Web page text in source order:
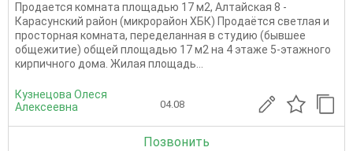
Продается комната площадью 17 м2, Алтайская 8 -
Карасунский район (микрорайон ХБК) Продаётся светлая и
просторная комната, переделанная в студию (бывшее
общежитие) общей площадью 17 м2 на 4 этаже 5-этажного
кирпичного дома. Жилая площадь...
Кузнецова Олеся
Алексеевна
04.08
Позвонить